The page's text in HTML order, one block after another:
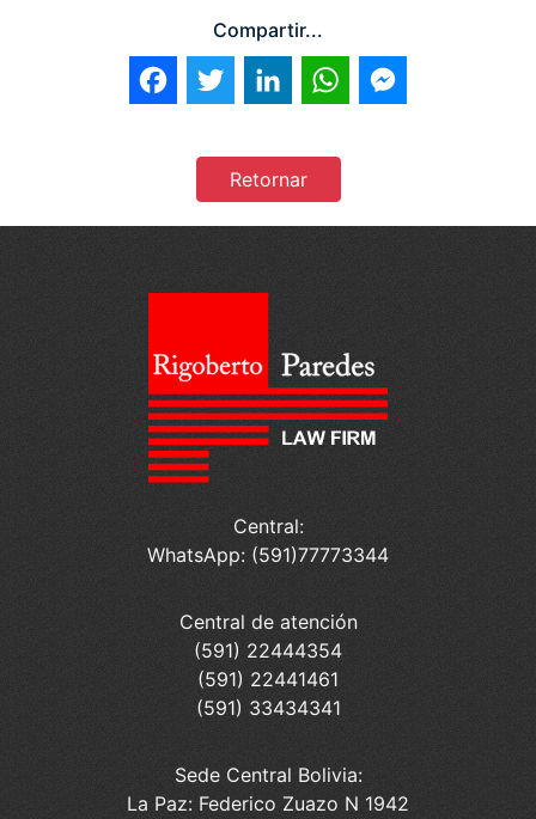
Compartir...
FacebookTwitter LinkedIn WhatsApp
Retornar
Central:
WhatsApp: (591)77773344
Central de atención
(591) 22444354
(591) 22441461
(591) 33434341
Sede Central Bolivia:
La Paz: Federico Zuazo N 1942